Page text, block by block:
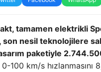
tamamen elektrikli
son nesil teknolojilere
paketiyle
km/s hızlanmasını